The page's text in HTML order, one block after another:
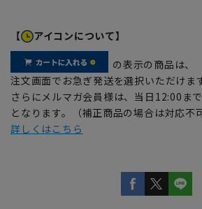
【 アイコンについて】
の表示の商品は、
注文画面でお急ぎ発送を選択いただけま
さらにメルマガ会員様は、当日12:00ま
となります。（補正商品の場合は対応不可
詳しくはこちら